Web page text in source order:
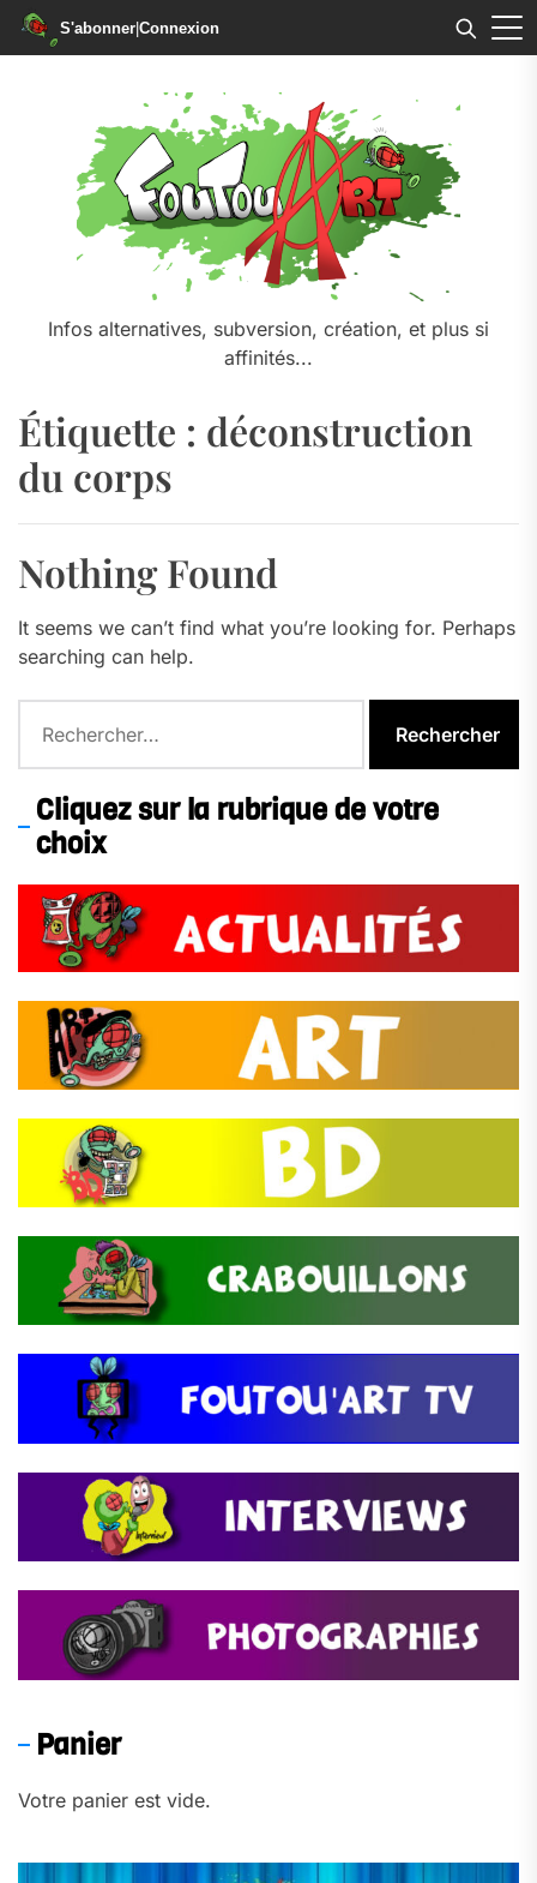
S'abonner|Connexion
Infos alternatives, subversion, création, et plus si
affinités...
Étiquette : déconstruction
du corps
Nothing Found
It seems we can’t find what you’re looking for. Perhaps
searching can help.
Cliquez sur la rubrique de votre
choix
Panier
Votre panier est vide.